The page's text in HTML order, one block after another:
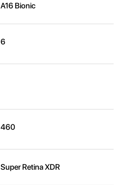
A16 Bionic
6
460
Super Retina XDR